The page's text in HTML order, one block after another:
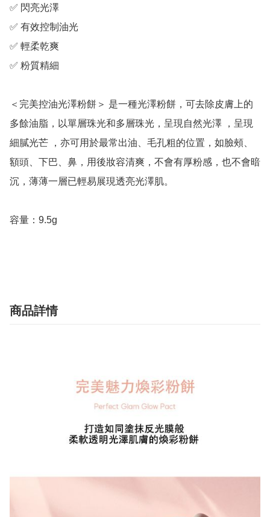
✅ 閃亮光澤
✅ 有效控制油光
✅ 輕柔乾爽
✅ 粉質精細
＜完美控油光澤粉餅＞ 是一種光澤粉餅，可去除皮膚上的
多餘油脂，以單層珠光和多層珠光，呈現自然光澤 ，呈現
細膩光芒 ，亦可用於最常出油、毛孔粗的位置，如臉頰、
額頭、下巴、鼻，用後妝容清爽，不會有厚粉感，也不會暗
沉，薄薄一層已輕易展現透亮光澤肌。
容量：9.5g
商品詳情